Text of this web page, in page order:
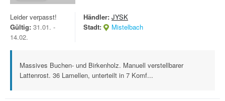
Leider verpasst!
Gültig: 31.01. -
14.02.
Händler: JYSK
Stadt:
Mistelbach
Massives Buchen- und Birkenholz. Manuell verstellbarer
Lattenrost. 36 Lamellen, unterteilt in 7 Komf...